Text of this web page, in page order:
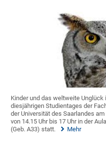
Kinder und das weltweite
diesjährigen Studientages der
der Universität des Saarlandes
von 14.15 Uhr bis 17 Uhr in der
(Geb. A33) statt.
Mehr